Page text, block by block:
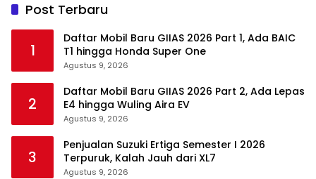
Post Terbaru
1
Daftar Mobil Baru GIIAS 2026 Part 1, Ada BAIC
T1 hingga Honda Super One
Agustus 9, 2026
2
Daftar Mobil Baru GIIAS 2026 Part 2, Ada Lepas
E4 hingga Wuling Aira EV
Agustus 9, 2026
3
Penjualan Suzuki Ertiga Semester I 2026
Terpuruk, Kalah Jauh dari XL7
Agustus 9, 2026